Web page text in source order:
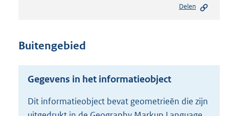
s
r
o
Delen
Buitengebied
Gegevens in het informatieobject
Dit informatieobject bevat geometrieën die zijn